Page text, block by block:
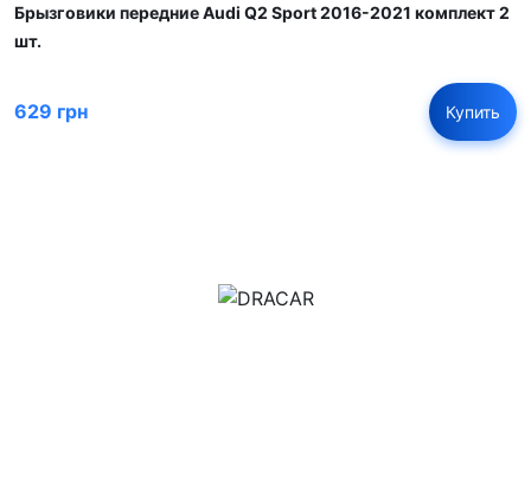
Брызговики передние Audi Q2 Sport 2016-2021 комплект 2
шт.
629 грн Купить